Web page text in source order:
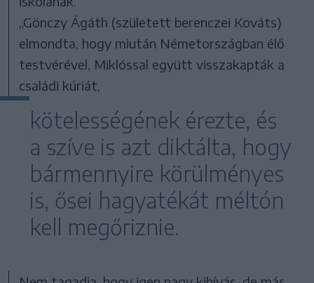
„Gönczy Ágáth (született berenczei Kováts)
elmondta, hogy miután Németországban élő
testvérével, Miklóssal együtt visszakapták a
családi kúriát,
kötelességének érezte, és
a szíve is azt diktálta, hogy
bármennyire körülményes
is, ősei hagyatékát méltón
kell megőriznie.